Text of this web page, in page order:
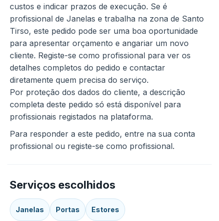
custos e indicar prazos de execução. Se é
profissional de Janelas e trabalha na zona de Santo
Tirso, este pedido pode ser uma boa oportunidade
para apresentar orçamento e angariar um novo
cliente. Registe-se como profissional para ver os
detalhes completos do pedido e contactar
diretamente quem precisa do serviço.
Por proteção dos dados do cliente, a descrição
completa deste pedido só está disponível para
profissionais registados na plataforma.
Para responder a este pedido, entre na sua conta
profissional ou registe-se como profissional.
Serviços escolhidos
Janelas Portas Estores